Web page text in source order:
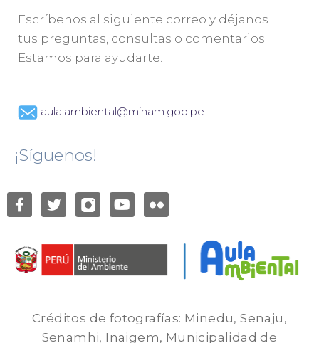
Escríbenos al siguiente correo y déjanos
tus preguntas, consultas o comentarios.
Estamos para ayudarte.
aula.ambiental@minam.gob.pe
¡Síguenos!
Créditos de fotografías: Minedu, Senaju,
Senamhi, Inaigem, Municipalidad de